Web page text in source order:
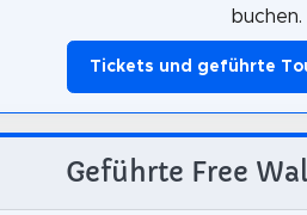
buchen.
Tickets und geführte
Geführte Free